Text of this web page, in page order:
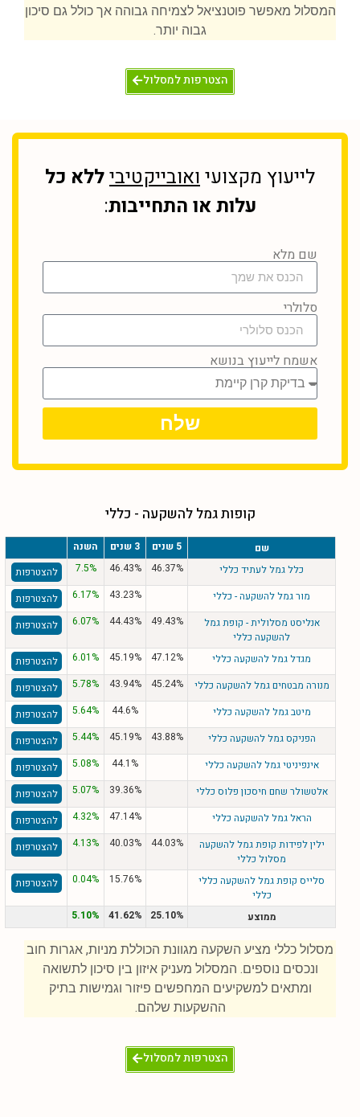
המסלול מאפשר פוטנציאל לצמיחה גבוהה אך כולל גם סיכון
גבוה יותר.
הצטרפות למסלול
לייעוץ מקצועיואובייקטיביללא כל
עלות או התחייבות:
שם מלא
סלולרי
אשמח לייעוץ בנושא
שלח
קופות גמל להשקעה - כללי
שם 5 שנים 3 שנים
השנה
כלל גמל לעתיד כללי
46.37%
46.43%
7.5%
להצטרפות
מור גמל להשקעה - כללי
43.23%
6.17%
להצטרפות
אנליסט מסלולית - קופת גמל
להשקעה כללי
49.43%
44.43%
6.07% להצטרפות
מגדל גמל להשקעה כללי 47.12%
45.19%
6.01%
להצטרפות
מנורה מבטחים גמל להשקעה כללי
45.24%
43.94%
5.78%
להצטרפות
מיטב גמל להשקעה כללי
44.6%
5.64%
להצטרפות
הפניקס גמל להשקעה כללי
43.88%
45.19%
5.44%
להצטרפות
אינפיניטי גמל להשקעה כללי
44.1%
5.08%
להצטרפות
אלטשולר שחם חיסכון פלוס כללי
39.36%
5.07%
להצטרפות
הראל גמל להשקעה כללי
47.14%
4.32%
להצטרפות
ילין לפידות קופת גמל להשקעה
מסלול כללי
44.03%
40.03%
4.13% להצטרפות
סלייס קופת גמל להשקעה כללי
כללי
15.76%
0.04% להצטרפות
ממוצע 25.10%
41.62%
5.10%
מסלול כללי מציע השקעה מגוונת הכוללת מניות, אגרות חוב
ונכסים נוספים. המסלול מעניק איזון בין סיכון לתשואה
ומתאים למשקיעים המחפשים פיזור וגמישות בתיק
ההשקעות שלהם.
הצטרפות למסלול